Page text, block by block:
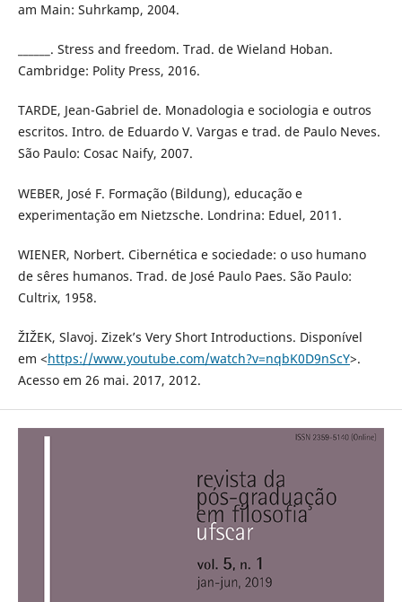
am Main: Suhrkamp, 2004.
______. Stress and freedom. Trad. de Wieland Hoban.
Cambridge: Polity Press, 2016.
TARDE, Jean-Gabriel de. Monadologia e sociologia e outros
escritos. Intro. de Eduardo V. Vargas e trad. de Paulo Neves.
São Paulo: Cosac Naify, 2007.
WEBER, José F. Formação (Bildung), educação e
experimentação em Nietzsche. Londrina: Eduel, 2011.
WIENER, Norbert. Cibernética e sociedade: o uso humano
de sêres humanos. Trad. de José Paulo Paes. São Paulo:
Cultrix, 1958.
ŽIŽEK, Slavoj. Zizek’s Very Short Introductions. Disponível
em <https://www.youtube.com/watch?v=nqbK0D9nScY>.
Acesso em 26 mai. 2017, 2012.